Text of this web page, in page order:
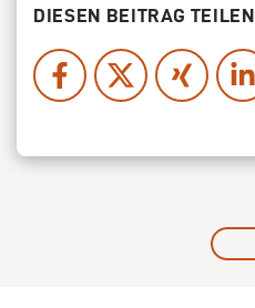
DIESEN BEITRAG TEILEN